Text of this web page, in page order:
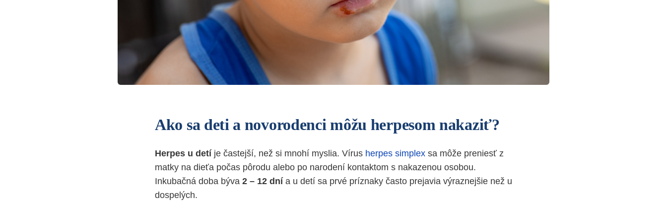
Ako sa deti a novorodenci môžu herpesom nakaziť?
Herpes u detí je častejší, než si mnohí myslia. Vírus herpes simplex sa môže preniesť z
matky na dieťa počas pôrodu alebo po narodení kontaktom s nakazenou osobou.
Inkubačná doba býva 2 – 12 dní a u detí sa prvé príznaky často prejavia výraznejšie než u
dospelých.